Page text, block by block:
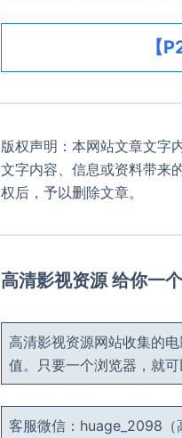
【
版权声明：本网站文章文字
文字内容、信息或资料带来
权后，予以删除文章。
高清影视资源 给你一
高清影视资源网站收集的
值。只要一个浏览器，就
客服微信：huage_2098（